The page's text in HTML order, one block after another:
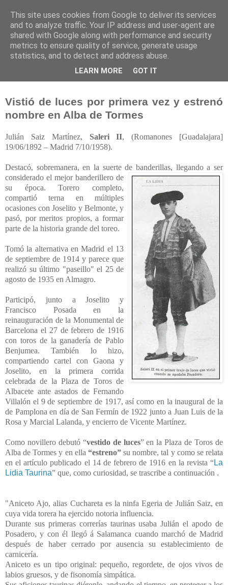
Vistió de luces por primera vez y estrenó
nombre en Alba de Tormes
Julián Saiz Martínez, Saleri II, (Romanones [Guadalajara]
19/06/1892 – Madrid 7/10/1958).
Destacó, sobremanera, en la suerte de banderillas, llegando a ser
considerado el mejor banderillero de
su época. Torero completo,
compartió terna en múltiples
ocasiones con Joselito y Belmonte, y
pasó, por meritos propios, a formar
parte de la historia grande del toreo.
Tomó la alternativa en Madrid el 13
de septiembre de 1914 y parece que
realizó su último "paseillo" el 25 de
agosto de 1935 en Almagro.
Participó, junto a Joselito y
Francisco Posada en la
reinauguración de la Monumental de
Barcelona el 27 de febrero de 1916
con toros de la ganadería de Pablo
Benjumea. También lo hizo,
compartiendo cartel con Gaona y
Joselito, en la primera corrida
celebrada de la Plaza de Toros de
Albacete ante astados de Fernando
Villalón el 9 de septiembre de 1917, así como en la inaugural de la
de Pamplona en día de San Fermín de 1922 junto a Juan Luis de la
Rosa y Marcial Lalanda, y encierro de Vicente Martínez.
Como novillero debutó “vestido de luces” en la Plaza de Toros de
Alba de Tormes y en ella “estreno”su nombre, tal y como se relata
en el artículo publicado el 14 de febrero de 1916 en la revista “La
Lidia Taurina” que, como curiosidad, se trascribe a continuación .
"Aniceto Ajo, alias Cuchareta es la ninfa Egeria de Julián Saiz, en
cuya vida torera ha ejercido notoria influencia.
Durante sus primeras correrías taurinas usaba Julián el apodo de
Posadero, y con él llegó á Salamanca cuando marchó de Madrid
después de haber cerrado por ausencia su establecimiento de
carnicería.
Aniceto es un tipo original: pequeño, regordete, de ojos vivos de
labios gruesos, y de fisonomía simpática.
This site uses cookies from Google to deliver its services
and to analyze traffic. Your IP address and user-agent are
shared with Google along with performance and security
metrics to ensure quality of service, generate usage
statistics, and to detect and address abuse.
LEARN MORE GOT IT